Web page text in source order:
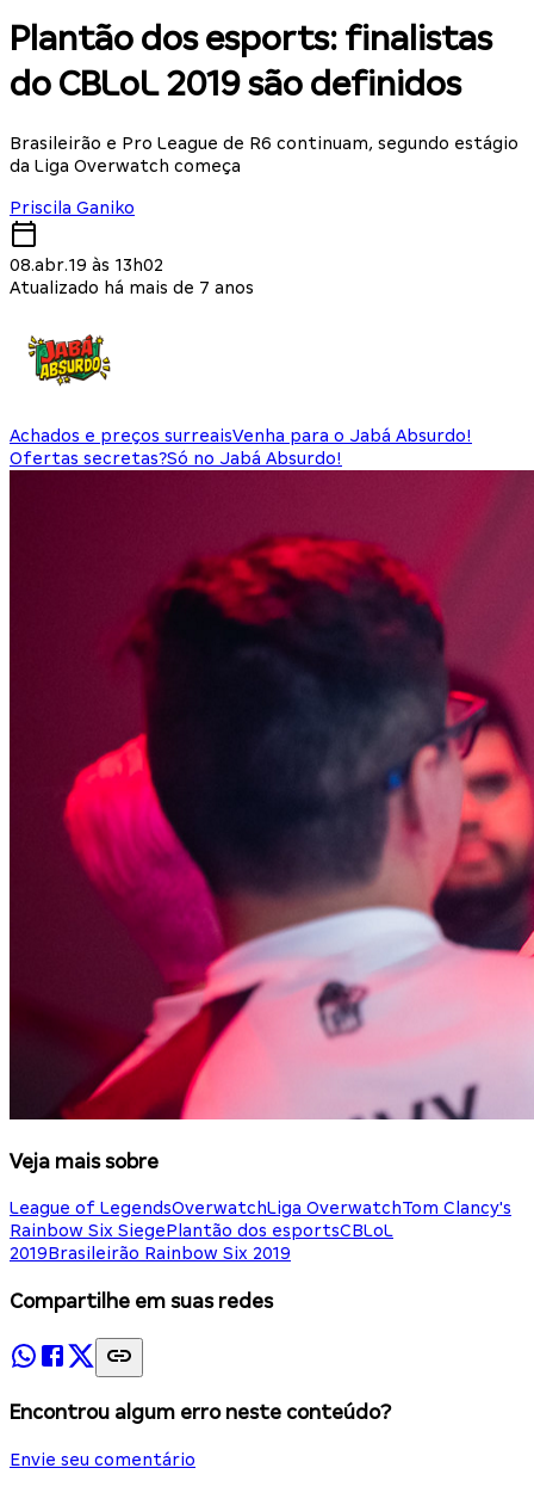
Plantão dos esports: finalistas
do CBLoL 2019 são definidos
Brasileirão e Pro League de R6 continuam, segundo estágio
da Liga Overwatch começa
Priscila Ganiko
08.abr.19 às 13h02
Atualizado há mais de 7 anos
Achados e preços surreaisVenha para o Jabá Absurdo!
Ofertas secretas?Só no Jabá Absurdo!
Veja mais sobre
League of LegendsOverwatchLiga OverwatchTom Clancy's
Rainbow Six SiegePlantão dos esportsCBLoL
2019Brasileirão Rainbow Six 2019
Compartilhe em suas redes
Encontrou algum erro neste conteúdo?
Envie seu comentário